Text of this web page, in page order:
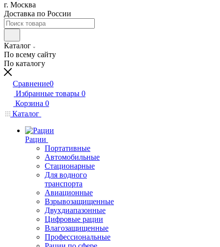
г. Москва
Доставка по России
Каталог
По всему сайту
По каталогу
Сравнение0
Избранные товары 0
Корзина 0
Каталог
Рации
Портативные
Автомобильные
Стационарные
Для водного
транспорта
Авиационные
Взрывозащищенные
Двухдиапазонные
Цифровые рации
Влагозащищенные
Профессиональные